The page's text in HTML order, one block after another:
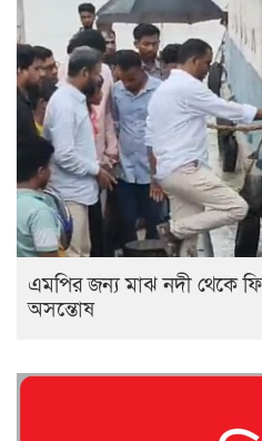
এমপির জন্য মাঝ নদী থেকে
অসন্তোষ